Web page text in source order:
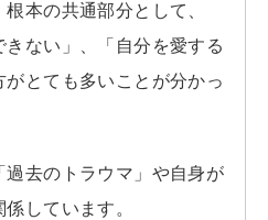
本の共通部分として、
ない」、「自分を愛する
とても多いことが分かっ
過去のトラウマ」や自身が
しています。